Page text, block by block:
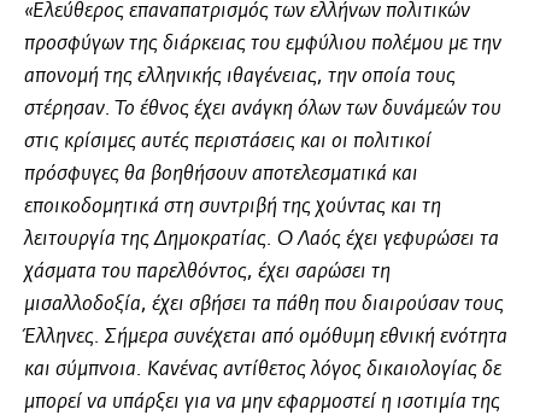
«Ελεύθερος επαναπατρισμός των ελλήνων πολιτικών
προσφύγων της διάρκειας του εμφύλιου πολέμου με την
απονομή της ελληνικής ιθαγένειας, την οποία τους
στέρησαν. Το έθνος έχει ανάγκη όλων των δυνάμεών του
στις κρίσιμες αυτές περιστάσεις και οι πολιτικοί
πρόσφυγες θα βοηθήσουν αποτελεσματικά και
εποικοδομητικά στη συντριβή της χούντας και τη
λειτουργία της Δημοκρατίας. Ο Λαός έχει γεφυρώσει τα
χάσματα του παρελθόντος, έχει σαρώσει τη
μισαλλοδοξία, έχει σβήσει τα πάθη που διαιρούσαν τους
Έλληνες. Σήμερα συνέχεται από ομόθυμη εθνική ενότητα
και σύμπνοια. Κανένας αντίθετος λόγος δικαιολογίας δε
μπορεί να υπάρξει για να μην εφαρμοστεί η ισοτιμία της